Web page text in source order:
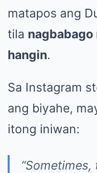
matapos ang
tila nagbabago
hangin.
Sa Instagram
ang biyahe,
itong iniwan: